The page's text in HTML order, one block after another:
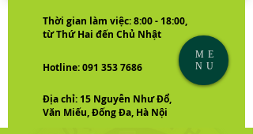
Thời gian làm việc: 8:00 - 18:00,
từ Thứ Hai đến Chủ Nhật
Hotline: 091 353 7686
Địa chỉ: 15 Nguyễn Như Đổ,
Văn Miếu, Đống Đa, Hà Nội
ME
NU